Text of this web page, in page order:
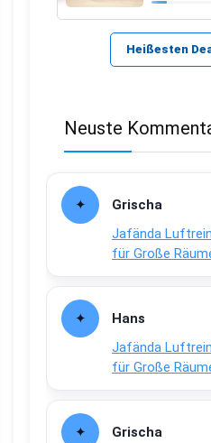
Heißesten
Neuste
Grischa
Jafända
für Große
Hans
Jafända
für Große
Grischa